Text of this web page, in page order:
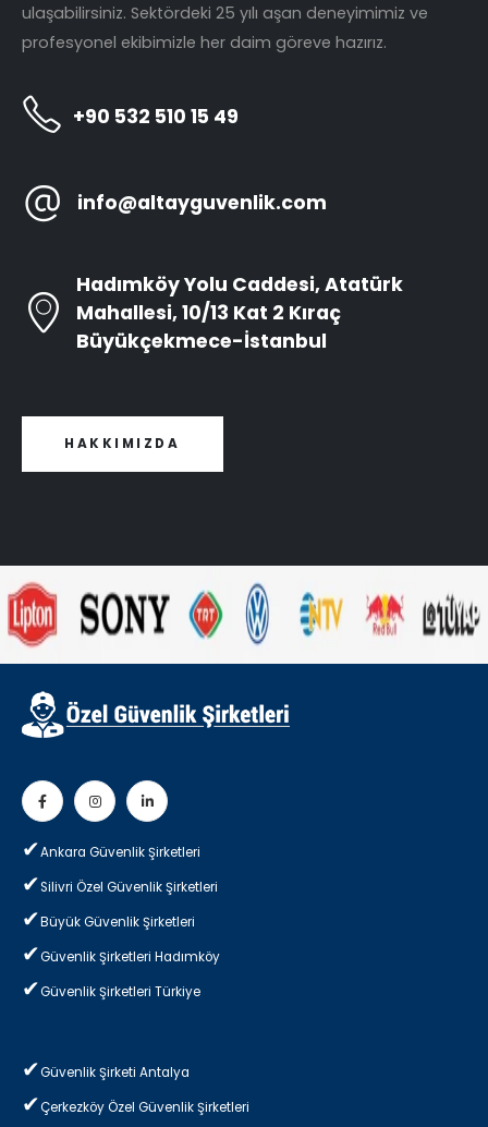
ulaşabilirsiniz. Sektördeki 25 yılı aşan deneyimimiz ve
profesyonel ekibimizle her daim göreve hazırız.
+90 532 510 15 49
info@altayguvenlik.com
Hadımköy Yolu Caddesi, Atatürk
Mahallesi, 10/13 Kat 2 Kıraç
Büyükçekmece-İstanbul
HAKKIMIZDA
Ankara Güvenlik Şirketleri
Silivri Özel Güvenlik Şirketleri
Büyük Güvenlik Şirketleri
Güvenlik Şirketleri Hadımköy
Güvenlik Şirketleri Türkiye
Güvenlik Şirketi Antalya
Çerkezköy Özel Güvenlik Şirketleri